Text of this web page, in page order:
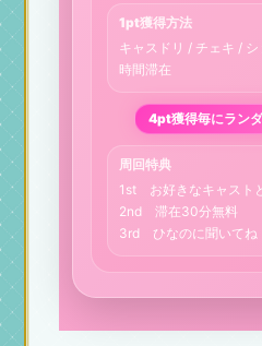
1pt獲得方法
キャスドリ / チェキ /
時間滞在
4pt獲得毎にラン
周回特典
1st お好きなキャスト
2nd 滞在30分無料
3rd ひなのに聞いてね